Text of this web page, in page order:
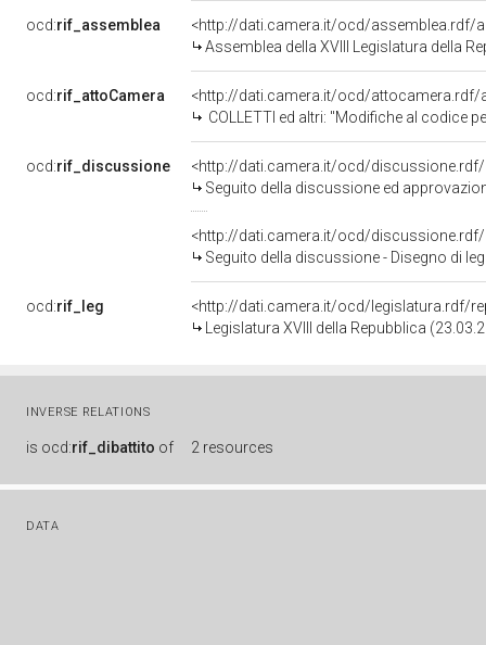
ocd:rif_assemblea
<http://dati.camera.it/ocd/assemblea.rdf/
Assemblea della XVIII Legislatura della
ocd:rif_attoCamera
<http://dati.camera.it/ocd/attocamera.rdf/
COLLETTI ed altri: "Modifiche al codice
ocd:rif_discussione
<http://dati.camera.it/ocd/discussione.rdf/
Seguito della discussione ed approvazione - Disegno di legge: Misure per il contrasto dei reati
<http://dati.camera.it/ocd/discussione.rdf/
Seguito della discussione - Disegno di legge: Misure per il contrasto dei reati contro la
ocd:rif_leg
<http://dati.camera.it/ocd/legislatura.rdf/
Legislatura XVIII della Repubblica
INVERSE RELATIONS
is ocd:rif_dibattito of 2 resources
DATA